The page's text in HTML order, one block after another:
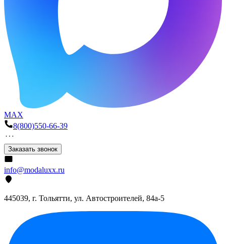
MAX
8(800)550-66-39
Заказать звонок
info@modaluxx.ru
445039, г. Тольятти, ул. Автостроителей, 84а-5